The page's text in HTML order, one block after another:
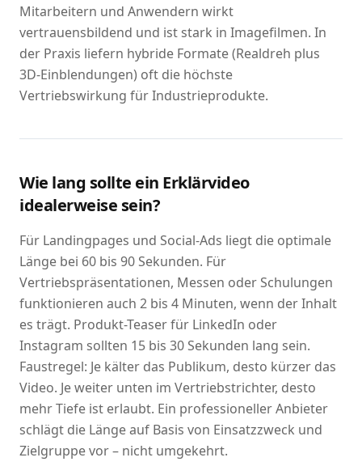
Mitarbeitern und Anwendern wirkt
vertrauensbildend und ist stark in Imagefilmen. In
der Praxis liefern hybride Formate (Realdreh plus
3D-Einblendungen) oft die höchste
Vertriebswirkung für Industrieprodukte.
Wie lang sollte ein Erklärvideo
idealerweise sein?
Für Landingpages und Social-Ads liegt die optimale
Länge bei 60 bis 90 Sekunden. Für
Vertriebspräsentationen, Messen oder Schulungen
funktionieren auch 2 bis 4 Minuten, wenn der Inhalt
es trägt. Produkt-Teaser für LinkedIn oder
Instagram sollten 15 bis 30 Sekunden lang sein.
Faustregel: Je kälter das Publikum, desto kürzer das
Video. Je weiter unten im Vertriebstrichter, desto
mehr Tiefe ist erlaubt. Ein professioneller Anbieter
schlägt die Länge auf Basis von Einsatzzweck und
Zielgruppe vor – nicht umgekehrt.